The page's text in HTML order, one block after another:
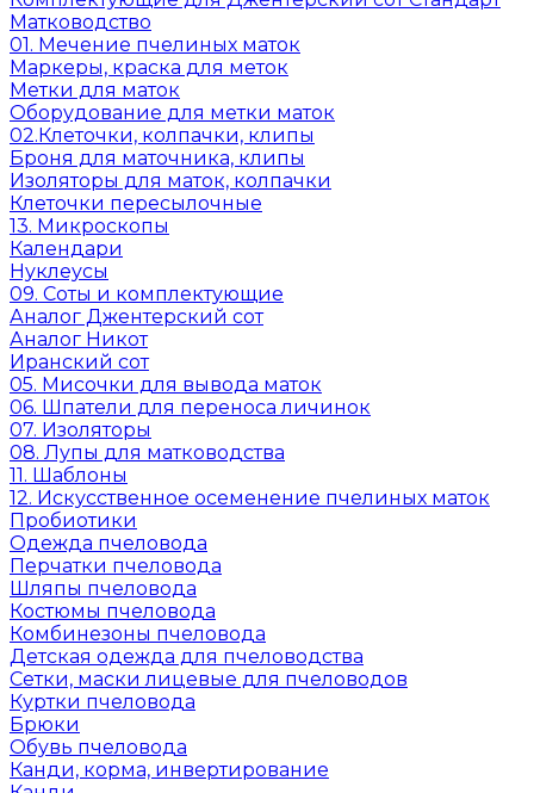
Матководство
01. Мечение пчелиных маток
Маркеры, краска для меток
Метки для маток
Оборудование для метки маток
02.Клеточки, колпачки, клипы
Броня для маточника, клипы
Изоляторы для маток, колпачки
Клеточки пересылочные
13. Микроскопы
Календари
Нуклеусы
09. Соты и комплектующие
Аналог Джентерский сот
Аналог Никот
Иранский сот
05. Мисочки для вывода маток
06. Шпатели для переноса личинок
07. Изоляторы
08. Лупы для матководства
11. Шаблоны
12. Искусственное осеменение пчелиных маток
Пробиотики
Одежда пчеловода
Перчатки пчеловода
Шляпы пчеловода
Костюмы пчеловода
Комбинезоны пчеловода
Детская одежда для пчеловодства
Сетки, маски лицевые для пчеловодов
Куртки пчеловода
Брюки
Обувь пчеловода
Канди, корма, инвертирование